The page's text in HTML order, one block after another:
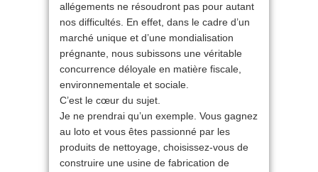
allégements ne résoudront pas pour autant
nos difficultés. En effet, dans le cadre d’un
marché unique et d’une mondialisation
prégnante, nous subissons une véritable
concurrence déloyale en matière fiscale,
environnementale et sociale.
C’est le cœur du sujet.
Je ne prendrai qu’un exemple. Vous gagnez
au loto et vous êtes passionné par les
produits de nettoyage, choisissez-vous de
construire une usine de fabrication de